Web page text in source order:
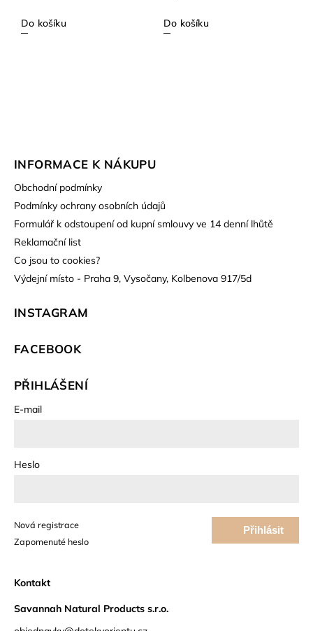
Do košíku Do košíku
INFORMACE K NÁKUPU
Obchodní podmínky
Podmínky ochrany osobních údajů
Formulář k odstoupení od kupní smlouvy ve 14 denní lhůtě
Reklamační list
Co jsou to cookies?
Výdejní místo - Praha 9, Vysočany, Kolbenova 917/5d
INSTAGRAM
FACEBOOK
PŘIHLÁŠENÍ
E-mail
Heslo
Přihlásit
Nová registrace
Zapomenuté heslo
Kontakt
Savannah Natural Products s.r.o.